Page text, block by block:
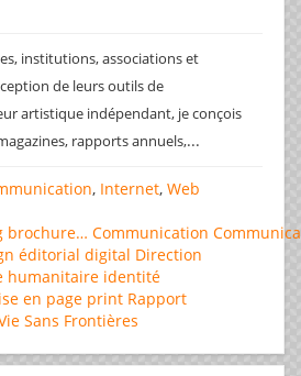
institutions, associations et
de leurs outils de
artistique indépendant, je conçois
rapports annuels,...
, Internet, Web
brochure… Communication
éditorial digital Direction
humanitaire identité
en page print Rapport
Sans Frontières